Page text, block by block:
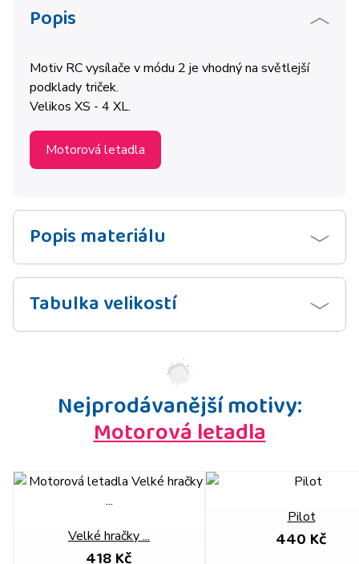
Popis
Motiv RC vysílače v módu 2 je vhodný na světlejší
podklady triček.
Velikos XS - 4 XL.
Motorová letadla
Popis materiálu
Tabulka velikostí
Nejprodávanější motivy:
Motorová letadla
Velké hračky ...
Pilot
440 Kč